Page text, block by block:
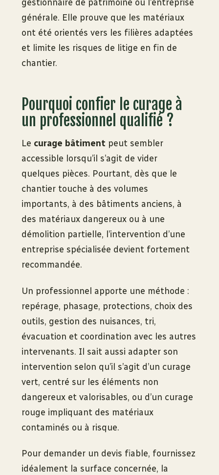
gestionnaire de patrimoine ou l’entreprise
générale. Elle prouve que les matériaux
ont été orientés vers les filières adaptées
et limite les risques de litige en fin de
chantier.
Pourquoi confier le curage à
un professionnel qualifié ?
Le curage bâtiment peut sembler
accessible lorsqu’il s’agit de vider
quelques pièces. Pourtant, dès que le
chantier touche à des volumes
importants, à des bâtiments anciens, à
des matériaux dangereux ou à une
démolition partielle, l’intervention d’une
entreprise spécialisée devient fortement
recommandée.
Un professionnel apporte une méthode :
repérage, phasage, protections, choix des
outils, gestion des nuisances, tri,
évacuation et coordination avec les autres
intervenants. Il sait aussi adapter son
intervention selon qu’il s’agit d’un curage
vert, centré sur les éléments non
dangereux et valorisables, ou d’un curage
rouge impliquant des matériaux
contaminés ou à risque.
Pour demander un devis fiable, fournissez
idéalement la surface concernée, la